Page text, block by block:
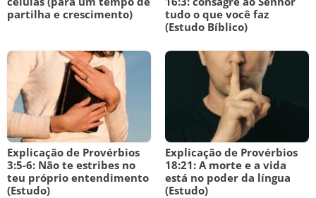
partilha e crescimento)
tudo o que você faz
(Estudo Bíblico)
Explicação de Provérbios
3:5-6: Não te estribes no
teu próprio entendimento
(Estudo)
Explicação de Provérbios
18:21: A morte e a vida
está no poder da língua
(Estudo)